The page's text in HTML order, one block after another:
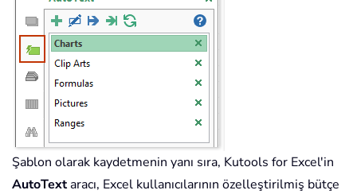
Şablon olarak kaydetmenin yanı sıra, Kutools for Excel'in
AutoTextaracı, Excel kullanıcılarının özelleştirilmiş bütçe